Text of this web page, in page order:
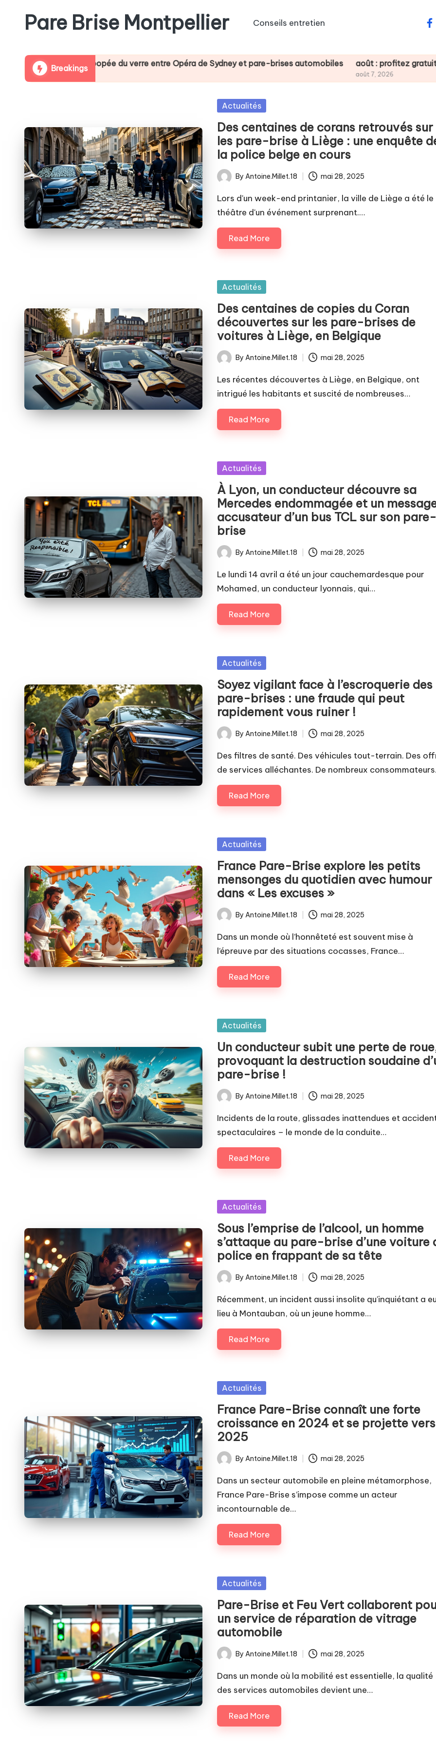
content
Pare Brise Montpellier Conseils entretien
Breakings
: l’épopée du verre entre Opéra de Sydney et pare-brises automobiles août : profitez gratuitement du badge
Posted
Actualités
Des centaines de corans retrouvés sur
les pare-brise à Liège : une enquête
la police belge en cours
Posted
by
By Antoine.Millet.18 mai 28, 2025
Lors d'un week-end printanier, la ville de Liège a été le
théâtre d'un événement surprenant.…
Read More
Posted
Actualités
Des centaines de copies du Coran
découvertes sur les pare-brises de
voitures à Liège, en Belgique
Posted
by
By Antoine.Millet.18 mai 28, 2025
Les récentes découvertes à Liège, en Belgique, ont
intrigué les habitants et suscité de nombreuses…
Read More
Posted
in
Actualités
À Lyon, un conducteur découvre sa
Mercedes endommagée et un
accusateur d’un bus TCL sur son pare-
brise
Posted
by
By Antoine.Millet.18 mai 28, 2025
Le lundi 14 avril a été un jour cauchemardesque pour
Mohamed, un conducteur lyonnais, qui…
Read More
Posted
Actualités
Soyez vigilant face à l’escroquerie des
pare-brises : une fraude qui peut
rapidement vous ruiner !
Posted
by
By Antoine.Millet.18 mai 28, 2025
Des filtres de santé. Des véhicules tout-terrain. Des
de services alléchantes. De nombreux
Read More
Posted
Actualités
France Pare-Brise explore les petits
mensonges du quotidien avec humour
dans « Les excuses »
Posted
by
By Antoine.Millet.18 mai 28, 2025
Dans un monde où l’honnêteté est souvent mise à
l’épreuve par des situations cocasses, France…
Read More
Posted
Actualités
Un conducteur subit une perte de
provoquant la destruction soudaine
pare-brise !
Posted
by
By Antoine.Millet.18 mai 28, 2025
Incidents de la route, glissades inattendues et
spectaculaires – le monde de la conduite…
Read More
Posted
Actualités
Sous l’emprise de l’alcool, un homme
s’attaque au pare-brise d’une voiture
police en frappant de sa tête
Posted
by
By Antoine.Millet.18 mai 28, 2025
Récemment, un incident aussi insolite qu'inquiétant a
lieu à Montauban, où un jeune homme…
Read More
Posted
Actualités
France Pare-Brise connaît une forte
croissance en 2024 et se projette vers
2025
Posted
by
By Antoine.Millet.18 mai 28, 2025
Dans un secteur automobile en pleine métamorphose,
France Pare-Brise s’impose comme un acteur
incontournable de…
Read More
Posted
Actualités
Pare-Brise et Feu Vert collaborent
un service de réparation de vitrage
automobile
Posted
by
By Antoine.Millet.18 mai 28, 2025
Dans un monde où la mobilité est essentielle, la qualité
des services automobiles devient une…
Read More